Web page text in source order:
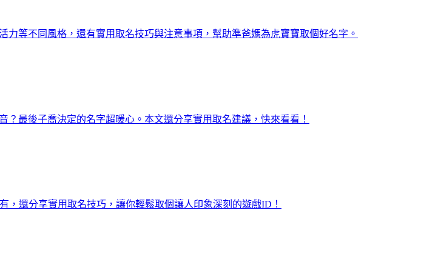
等不同風格，還有實用取名技巧與注意事項，幫助準爸媽為虎寶寶取個好名字。
最後子喬決定的名字超暖心。本文還分享實用取名建議，快來看看！
還分享實用取名技巧，讓你輕鬆取個讓人印象深刻的遊戲ID！